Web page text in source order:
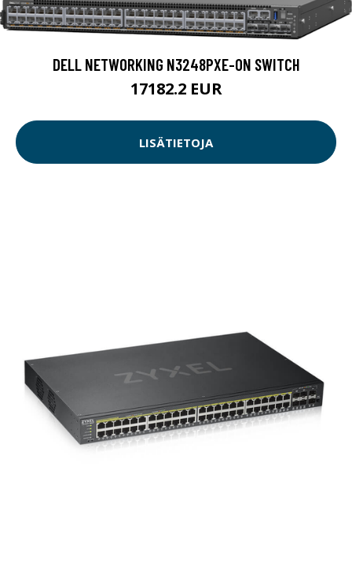
DELL NETWORKING N3248PXE-ON SWITCH
17182.2 EUR
LISÄTIETOJA